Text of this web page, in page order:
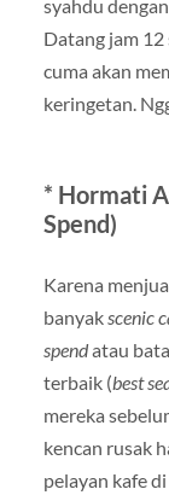
syahdu
Datang jam
cuma akan
keringetan.
* Hormati
Spend)
Karena
banyak scenic
spendatau
terbaik (best
mereka
kencan rusak
pelayan kafe